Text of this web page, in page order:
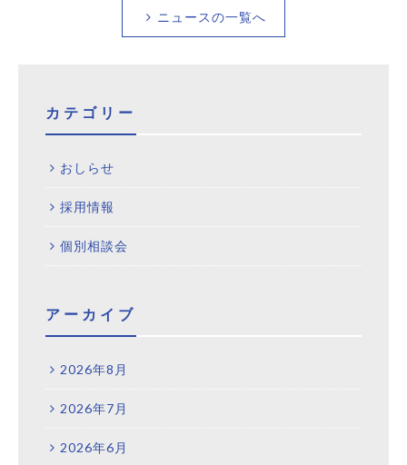
ニュースの一覧へ
カテゴリー
おしらせ
採用情報
個別相談会
アーカイブ
2026年8月
2026年7月
2026年6月